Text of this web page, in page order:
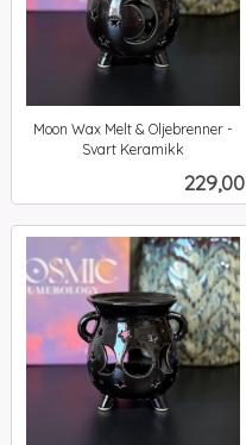
Moon Wax Melt & Oljebrenner -
Svart Keramikk
Pris
229,00